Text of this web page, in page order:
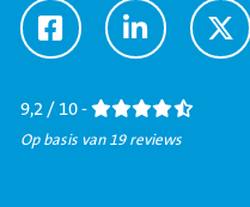
Ga
naar
Ga
naar
Ga
naar
9,2 / 10 -
Op basis van 19 reviews